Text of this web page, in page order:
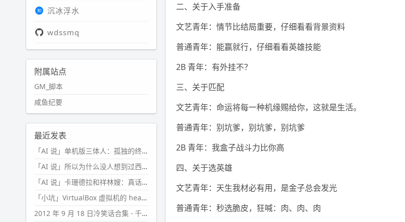
二、关于入手准备
文艺青年：情节比结局重要，仔细看看背景资料
普通青年：能赢就行，仔细看看英雄技能
2B 青年：有外挂不？
三、关于匹配
文艺青年：命运将每一种机缘赐给你，这就是生活。
普通青年：别坑爹，别坑爹，别坑爹
2B 青年：我盒子战斗力比你高
四、关于选英雄
文艺青年：天生我材必有用，是金子总会发光
普通青年：秒选脆皮，狂喊：肉、肉、肉
沉冰浮水
wdssmq
附属站点
GM_脚本
咸鱼纪要
最近发表
「AI 说」单机版三体人：孤独的终极形态
「AI 说」所以为什么没人想到过西西弗斯的膝盖状态？
「AI 说」卡珊德拉和祥林嫂：真话者的悲剧
「小坑」VirtualBox 虚拟机的 headless 启动方式
2012 年 9 月 18 日冷笑话合集 - 千万别惹女人